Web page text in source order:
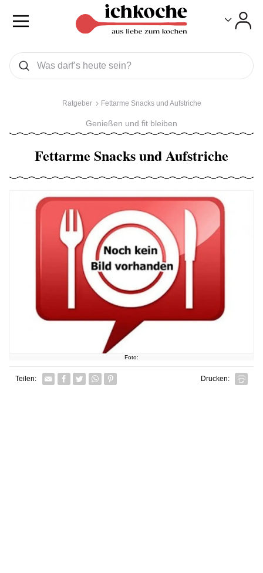
Was wollen Sie suchen
Suchen
Ratgeber Fettarme Snacks und Aufstriche
Genießen und fit bleiben
Fettarme Snacks und Aufstriche
Foto:
Teilen: Facebook
TwitterWhatsapp senden
Pin it Drucken: